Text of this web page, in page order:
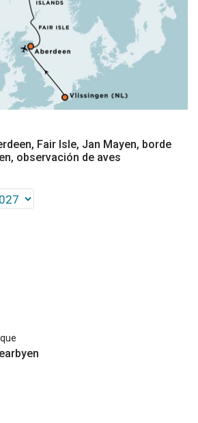
Fair Isle, Jan Mayen, borde
observación de aves